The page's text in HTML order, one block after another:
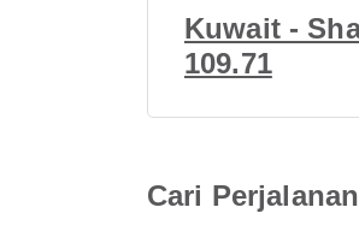
Kuwait -
109.71
Cari